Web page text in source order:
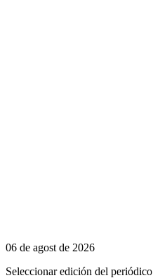
06 de agost de 2026
Seleccionar edición del periódico